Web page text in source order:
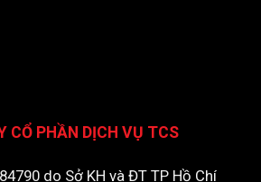
CỔ PHẦN DỊCH VỤ TCS
do Sở KH và ĐT TP Hồ Chí